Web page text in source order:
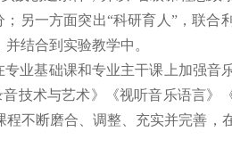
另一方面突出“科研育人 ”，联合
结合到实验教学中。
业基础课和专业主干课上加强音
技术与艺术》《视听音乐语言》
程不断磨合、调整、充实并完善，